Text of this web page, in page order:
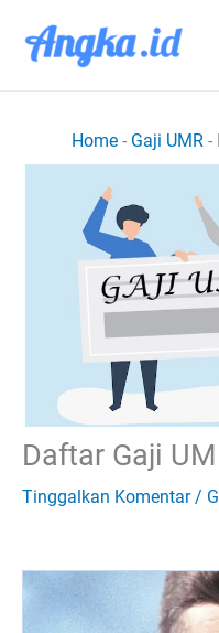
Home - Gaji UMR -
Daftar Gaji
Tinggalkan Komentar /